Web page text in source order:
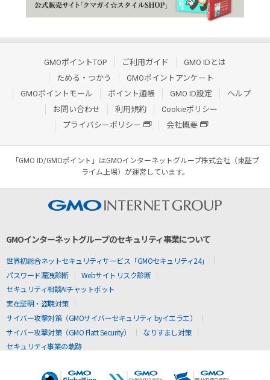
GMOポイントTOP ご利用ガイド
GMO IDとは
ためる・つかう
GMOポイントアンケート
GMOポイントモール
ポイント通帳 GMO ID設定
ヘルプ
お問い合わせ
利用規約
Cookieポリシー
プライバシーポリシー
会社概要
「GMO ID/GMOポイント」はGMOインターネットグループ株式会社（東証プ
ライム上場）が運営しています。
GMOインターネットグループのセキュリティ事業について
世界初総合ネットセキュリティサービス「GMOセキュリティ24」
パスワード漏洩診断
Webサイトリスク診断
セキュリティ相談AIチャットボット
実在証明・盗聴対策
サイバー攻撃対策（GMOサイバーセキュリティ byイエラエ）
サイバー攻撃対策（GMO Flatt Security）
なりすまし対策
セキュリティ事業の軌跡